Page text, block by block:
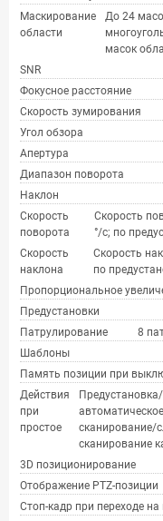
Маскирование
области
До 24
масок
SNR
Фокусное расстояние
Скорость зумирования
Угол обзора
Апертура
Диапазон поворота
Наклон
Скорость
поворота
Скорость
°/с; по
Скорость
наклона
Скорость
по
Пропорциональное
Предустановки
Патрулирование
8
Шаблоны
Память позиции при
Действия
при
простое
сканирование/
сканирование
3D позиционирование
Отображение PTZ-позиции
Стоп-кадр при переходе на